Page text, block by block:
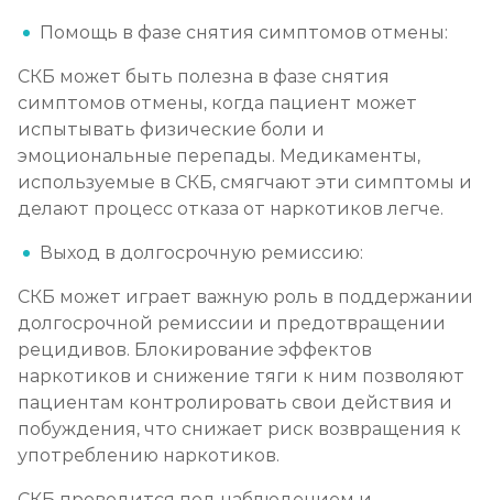
Помощь в фазе снятия симптомов отмены:
СКБ может быть полезна в фазе снятия
симптомов отмены, когда пациент может
испытывать физические боли и
эмоциональные перепады. Медикаменты,
используемые в СКБ, смягчают эти симптомы и
делают процесс отказа от наркотиков легче.
Выход в долгосрочную ремиссию:
СКБ может играет важную роль в поддержании
долгосрочной ремиссии и предотвращении
рецидивов. Блокирование эффектов
наркотиков и снижение тяги к ним позволяют
пациентам контролировать свои действия и
побуждения, что снижает риск возвращения к
употреблению наркотиков.